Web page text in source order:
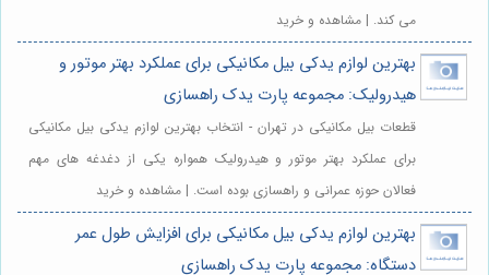
می کند. | مشاهده و خرید
بهترین لوازم یدکی بیل مکانیکی برای عملکرد بهتر موتور و
هیدرولیک: مجموعه پارت یدک راهسازی
قطعات بیل مکانیکی در تهران - انتخاب بهترین لوازم یدکی بیل مکانیکی
برای عملکرد بهتر موتور و هیدرولیک همواره یکی از دغدغه های مهم
فعالان حوزه عمرانی و راهسازی بوده است. | مشاهده و خرید
بهترین لوازم یدکی بیل مکانیکی برای افزایش طول عمر
دستگاه: مجموعه پارت یدک راهسازی